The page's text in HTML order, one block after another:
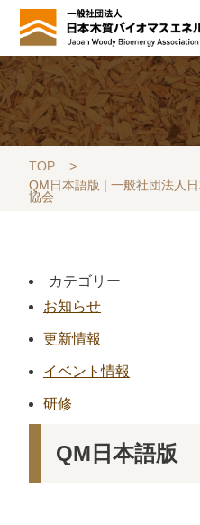
HOME
TOPICS
協会について
木質バイオマスの基礎知識
協会の活動
ライブラリ
データベース
Q&A
リンク集
お問い合わせ
会員専用
採用情報
TOP
>
QM日本語版 | 一般社団法人
協会
カテゴリー
お知らせ
更新情報
イベント情報
研修
QM日本語版